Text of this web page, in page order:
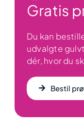
Gratis
Du kan
udvalgte
dér, hvor du
Bestil